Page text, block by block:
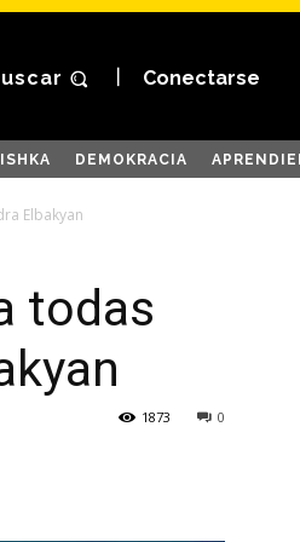
Conectarse
DEMOKRACIA
Elbakyan
todas
0
1873